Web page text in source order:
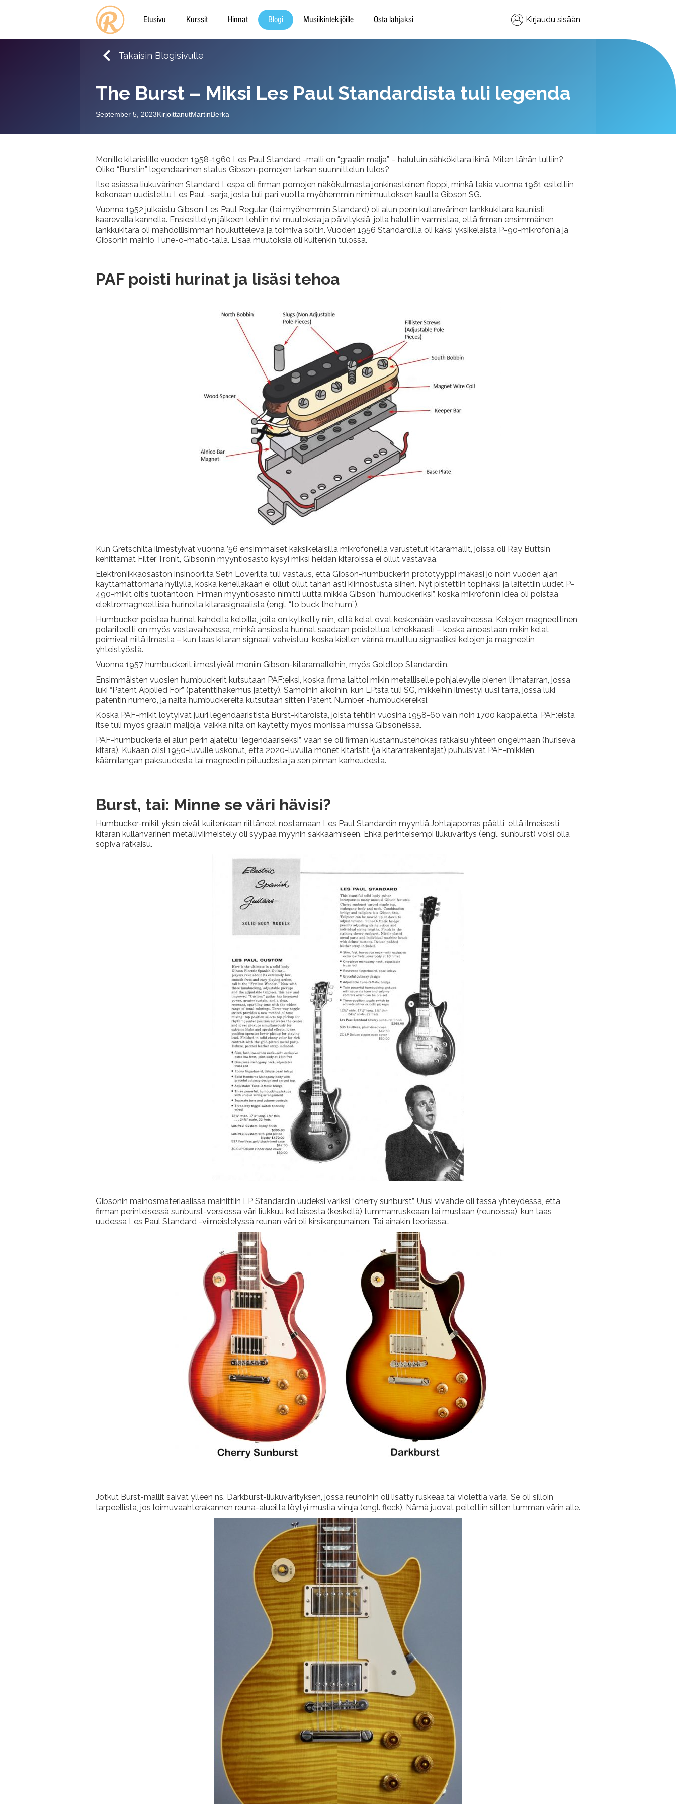
Etusivu Kurssit Hinnat Blogi Musiikintekijöille Osta lahjaksi Kirjaudu sisään
Takaisin Blogisivulle
The Burst – Miksi Les Paul Standardista tuli legenda
September 5, 2023KirjoittanutMartinBerka
Monille kitaristille vuoden 1958-1960 Les Paul Standard -malli on “graalin malja” – halutuin sähkökitara ikinä. Miten tähän tultiin?
Oliko “Burstin” legendaarinen status Gibson-pomojen tarkan suunnittelun tulos?
Itse asiassa liukuvärinen Standard Lespa oli firman pomojen näkökulmasta jonkinasteinen floppi, minkä takia vuonna 1961 esiteltiin
kokonaan uudistettu Les Paul -sarja, josta tuli pari vuotta myöhemmin nimimuutoksen kautta Gibson SG.
Vuonna 1952 julkaistu Gibson Les Paul Regular (tai myöhemmin Standard) oli alun perin kullanvärinen lankkukitara kauniisti
kaarevalla kannella. Ensiesittelyn jälkeen tehtiin rivi muutoksia ja päivityksiä, jolla haluttiin varmistaa, että firman ensimmäinen
lankkukitara oli mahdollisimman houkutteleva ja toimiva soitin. Vuoden 1956 Standardilla oli kaksi yksikelaista P-90-mikrofonia ja
Gibsonin mainio Tune-o-matic-talla. Lisää muutoksia oli kuitenkin tulossa.
PAF poisti hurinat ja lisäsi tehoa
Kun Gretschilta ilmestyivät vuonna ’56 ensimmäiset kaksikelaisilla mikrofoneilla varustetut kitaramallit, joissa oli Ray Buttsin
kehittämät Filter’Tronit, Gibsonin myyntiosasto kysyi miksi heidän kitaroissa ei ollut vastavaa.
Elektroniikkaosaston insinööriltä Seth Loverilta tuli vastaus, että Gibson-humbuckerin prototyyppi makasi jo noin vuoden ajan
käyttämättömänä hyllyllä, koska kenelläkään ei ollut ollut tähän asti kiinnostusta siihen. Nyt pistettiin töpinäksi ja laitettiin uudet P-
490-mikit oitis tuotantoon. Firman myyntiosasto nimitti uutta mikkiä Gibson “humbuckeriksi”, koska mikrofonin idea oli poistaa
elektromagneettisia hurinoita kitarasignaalista (engl. “to buck the hum”).
Humbucker poistaa hurinat kahdella keloilla, joita on kytketty niin, että kelat ovat keskenään vastavaiheessa. Kelojen magneettinen
polariteetti on myös vastavaiheessa, minkä ansiosta hurinat saadaan poistettua tehokkaasti – koska ainoastaan mikin kelat
poimivat niitä ilmasta – kun taas kitaran signaali vahvistuu, koska kielten värinä muuttuu signaaliksi kelojen ja magneetin
yhteistyöstä.
Vuonna 1957 humbuckerit ilmestyivät moniin Gibson-kitaramalleihin, myös Goldtop Standardiin.
Ensimmäisten vuosien humbuckerit kutsutaan PAF:eiksi, koska firma laittoi mikin metalliselle pohjalevylle pienen liimatarran, jossa
luki “Patent Applied For” (patenttihakemus jätetty). Samoihin aikoihin, kun LP:stä tuli SG, mikkeihin ilmestyi uusi tarra, jossa luki
patentin numero, ja näitä humbuckereita kutsutaan sitten Patent Number -humbuckereiksi.
Koska PAF-mikit löytyivät juuri legendaaristista Burst-kitaroista, joista tehtiin vuosina 1958-60 vain noin 1700 kappaletta, PAF:eista
itse tuli myös graalin maljoja, vaikka niitä on käytetty myös monissa muissa Gibsoneissa.
PAF-humbuckeria ei alun perin ajateltu “legendaariseksi”, vaan se oli firman kustannustehokas ratkaisu yhteen ongelmaan (huriseva
kitara). Kukaan olisi 1950-luvulle uskonut, että 2020-luvulla monet kitaristit (ja kitaranrakentajat) puhuisivat PAF-mikkien
käämilangan paksuudesta tai magneetin pituudesta ja sen pinnan karheudesta.
Burst, tai: Minne se väri hävisi?
Humbucker-mikit yksin eivät kuitenkaan riittäneet nostamaan Les Paul Standardin myyntiä.Johtajaporras päätti, että ilmeisesti
kitaran kullanvärinen metalliviimeistely oli syypää myynin sakkaamiseen. Ehkä perinteisempi liukuväritys (engl. sunburst) voisi olla
sopiva ratkaisu.
Gibsonin mainosmateriaalissa mainittiin LP Standardin uudeksi väriksi “cherry sunburst”. Uusi vivahde oli tässä yhteydessä, että
firman perinteisessä sunburst-versiossa väri liukkuu keltaisesta (keskellä) tummanruskeaan tai mustaan (reunoissa), kun taas
uudessa Les Paul Standard -viimeistelyssä reunan väri oli kirsikanpunainen. Tai ainakin teoriassa…
Jotkut Burst-mallit saivat ylleen ns. Darkburst-liukuvärityksen, jossa reunoihin oli lisätty ruskeaa tai violettia väriä. Se oli silloin
tarpeellista, jos loimuvaahterakannen reuna-alueilta löytyi mustia viiruja (engl. fleck). Nämä juovat peitettiin sitten tumman värin alle.